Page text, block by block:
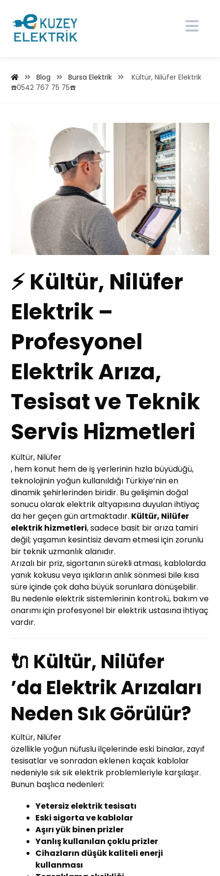
Blog Bursa Elektrik
Kültür, Nilüfer Elektrik
☎️0542 767 75 75☎️
⚡ Kültür, Nilüfer
Elektrik –
Profesyonel
Elektrik Arıza,
Tesisat ve Teknik
Servis Hizmetleri
Kültür, Nilüfer
, hem konut hem de iş yerlerinin hızla büyüdüğü,
teknolojinin yoğun kullanıldığı Türkiye’nin en
dinamik şehirlerinden biridir. Bu gelişimin doğal
sonucu olarak elektrik altyapısına duyulan ihtiyaç
da her geçen gün artmaktadır. Kültür, Nilüfer
elektrik hizmetleri, sadece basit bir arıza tamiri
değil; yaşamın kesintisiz devam etmesi için zorunlu
bir teknik uzmanlık alanıdır.
Arızalı bir priz, sigortanın sürekli atması, kablolarda
yanık kokusu veya ışıkların anlık sönmesi bile kısa
süre içinde çok daha büyük sorunlara dönüşebilir.
Bu nedenle elektrik sistemlerinin kontrolü, bakım ve
onarımı için profesyonel bir elektrik ustasına ihtiyaç
vardır.
🔌 Kültür, Nilüfer
’da Elektrik Arızaları
Neden Sık Görülür?
Kültür, Nilüfer
özellikle yoğun nüfuslu ilçelerinde eski binalar, zayıf
tesisatlar ve sonradan eklenen kaçak kablolar
nedeniyle sık sık elektrik problemleriyle karşılaşır.
Bunun başlıca nedenleri:
Yetersiz elektrik tesisatı
Eski sigorta ve kablolar
Aşırı yük binen prizler
Yanlış kullanılan çoklu prizler
Cihazların düşük kaliteli enerji
kullanması